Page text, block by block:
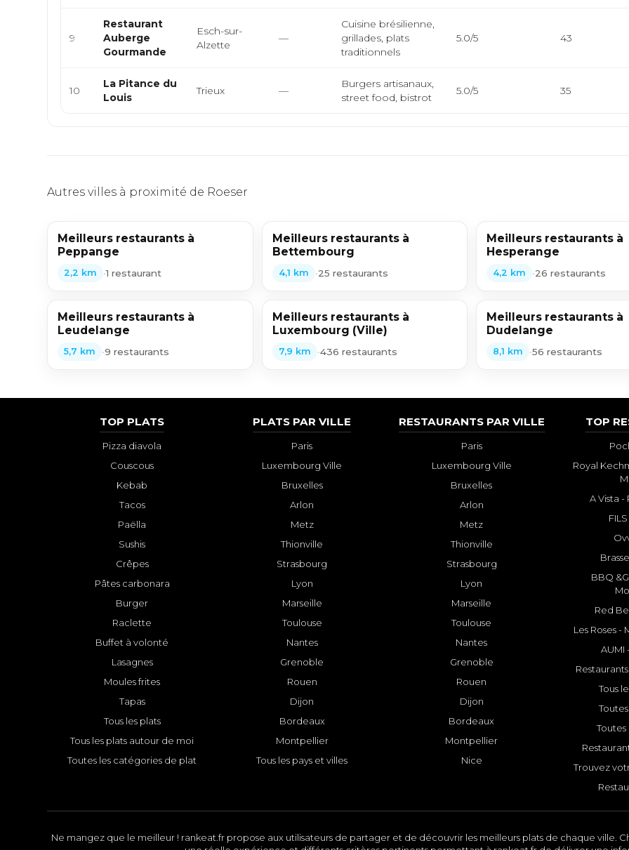
9
Restaurant
Auberge
Gourmande
Esch-sur-
Alzette
—
Cuisine brésilienne,
grillades, plats
traditionnels
5.0/5 43
10
La Pitance du
Louis
Trieux —
Burgers artisanaux,
street food, bistrot
5.0/5 35
Autres villes à proximité de Roeser
Meilleurs restaurants à
Peppange
2,2 km •1 restaurant
Meilleurs restaurants à
Bettembourg
4,1 km •25 restaurants
Meilleurs restaurants à
Hesperange
4,2 km •26 restaurants
Meilleurs restaurants à
Leudelange
5,7 km •9 restaurants
Meilleurs restaurants à
Luxembourg (Ville)
7,9 km •436 restaurants
Meilleurs restaurants à
Dudelange
8,1 km •56 restaurants
TOP PLATS
Pizza diavola
Couscous
Kebab
Tacos
Paëlla
Sushis
Crêpes
Pâtes carbonara
Burger
Raclette
Buffet à volonté
Lasagnes
Moules frites
Tapas
Tous les plats
Tous les plats autour de moi
Toutes les catégories de plat
PLATS PAR VILLE
Paris
Luxembourg Ville
Bruxelles
Arlon
Metz
Thionville
Strasbourg
Lyon
Marseille
Toulouse
Nantes
Grenoble
Rouen
Dijon
Bordeaux
Montpellier
Tous les pays et villes
RESTAURANTS PAR VILLE
Paris
Luxembourg Ville
Bruxelles
Arlon
Metz
Thionville
Strasbourg
Lyon
Marseille
Toulouse
Nantes
Grenoble
Rouen
Dijon
Bordeaux
Montpellier
Nice
TOP
Royal
A Vista
BBQ
Red
Les Roses -
AUMI
Tous
Trouvez
Ne mangez que le meilleur ! rankeat.fr propose aux utilisateurs de partager et de découvrir les meilleurs plats de chaque ville.